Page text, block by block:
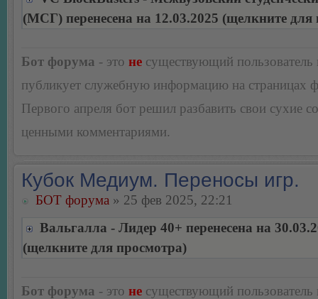
(МСГ) перенесена на 12.03.2025 (щелкните для
Бот форума - это не существующий пользователь
публикует служебную информацию на страницах
Первого апреля бот решил разбавить свои сухие
ценными комментариями.
Кубок Медиум. Переносы игр.
БОТ форума » 25 фев 2025, 22:21
Вальгалла - Лидер 40+ перенесена на
(щелкните для просмотра)
Бот форума - это не существующий пользователь